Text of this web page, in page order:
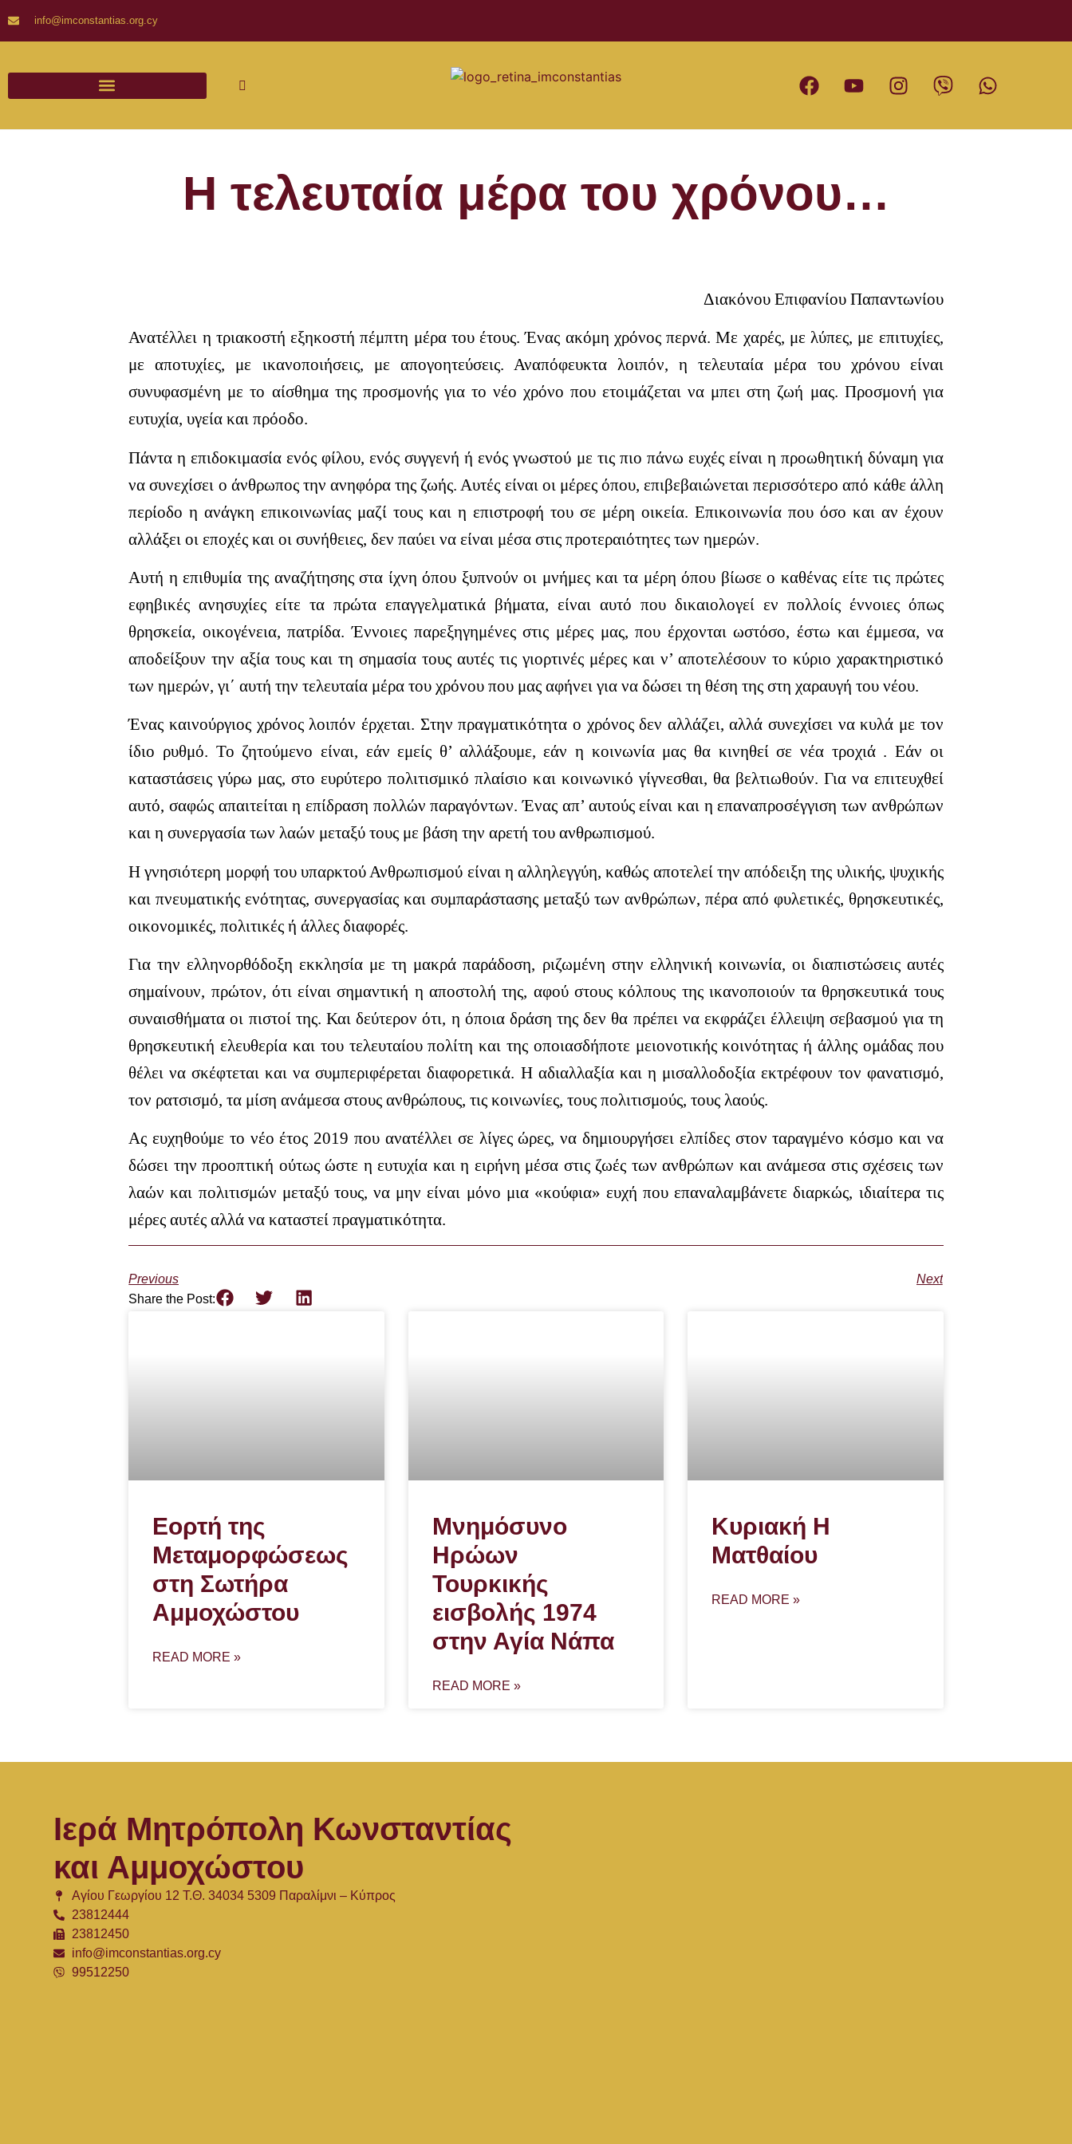
info@imconstantias.org.cy
Η τελευταία μέρα του χρόνου…
Διακόνου Επιφανίου Παπαντωνίου
Ανατέλλει η τριακοστή εξηκοστή πέμπτη μέρα του έτους. Ένας ακόμη χρόνος περνά. Με χαρές, με λύπες, με επιτυχίες,
με αποτυχίες, με ικανοποιήσεις, με απογοητεύσεις. Αναπόφευκτα λοιπόν, η τελευταία μέρα του χρόνου είναι
συνυφασμένη με το αίσθημα της προσμονής για το νέο χρόνο που ετοιμάζεται να μπει στη ζωή μας. Προσμονή για
ευτυχία, υγεία και πρόοδο.
Πάντα η επιδοκιμασία ενός φίλου, ενός συγγενή ή ενός γνωστού με τις πιο πάνω ευχές είναι η προωθητική δύναμη για
να συνεχίσει ο άνθρωπος την ανηφόρα της ζωής. Αυτές είναι οι μέρες όπου, επιβεβαιώνεται περισσότερο από κάθε άλλη
περίοδο η ανάγκη επικοινωνίας μαζί τους και η επιστροφή του σε μέρη οικεία. Επικοινωνία που όσο και αν έχουν
αλλάξει οι εποχές και οι συνήθειες, δεν παύει να είναι μέσα στις προτεραιότητες των ημερών.
Αυτή η επιθυμία της αναζήτησης στα ίχνη όπου ξυπνούν οι μνήμες και τα μέρη όπου βίωσε ο καθένας είτε τις πρώτες
εφηβικές ανησυχίες είτε τα πρώτα επαγγελματικά βήματα, είναι αυτό που δικαιολογεί εν πολλοίς έννοιες όπως
θρησκεία, οικογένεια, πατρίδα. Έννοιες παρεξηγημένες στις μέρες μας, που έρχονται ωστόσο, έστω και έμμεσα, να
αποδείξουν την αξία τους και τη σημασία τους αυτές τις γιορτινές μέρες και ν’ αποτελέσουν το κύριο χαρακτηριστικό
των ημερών, γι΄ αυτή την τελευταία μέρα του χρόνου που μας αφήνει για να δώσει τη θέση της στη χαραυγή του νέου.
Ένας καινούργιος χρόνος λοιπόν έρχεται. Στην πραγματικότητα ο χρόνος δεν αλλάζει, αλλά συνεχίσει να κυλά με τον
ίδιο ρυθμό. Το ζητούμενο είναι, εάν εμείς θ’ αλλάξουμε, εάν η κοινωνία μας θα κινηθεί σε νέα τροχιά . Εάν οι
καταστάσεις γύρω μας, στο ευρύτερο πολιτισμικό πλαίσιο και κοινωνικό γίγνεσθαι, θα βελτιωθούν. Για να επιτευχθεί
αυτό, σαφώς απαιτείται η επίδραση πολλών παραγόντων. Ένας απ’ αυτούς είναι και η επαναπροσέγγιση των ανθρώπων
και η συνεργασία των λαών μεταξύ τους με βάση την αρετή του ανθρωπισμού.
Η γνησιότερη μορφή του υπαρκτού Ανθρωπισμού είναι η αλληλεγγύη, καθώς αποτελεί την απόδειξη της υλικής, ψυχικής
και πνευματικής ενότητας, συνεργασίας και συμπαράστασης μεταξύ των ανθρώπων, πέρα από φυλετικές, θρησκευτικές,
οικονομικές, πολιτικές ή άλλες διαφορές.
Για την ελληνορθόδοξη εκκλησία με τη μακρά παράδοση, ριζωμένη στην ελληνική κοινωνία, οι διαπιστώσεις αυτές
σημαίνουν, πρώτον, ότι είναι σημαντική η αποστολή της, αφού στους κόλπους της ικανοποιούν τα θρησκευτικά τους
συναισθήματα οι πιστοί της. Και δεύτερον ότι, η όποια δράση της δεν θα πρέπει να εκφράζει έλλειψη σεβασμού για τη
θρησκευτική ελευθερία και του τελευταίου πολίτη και της οποιασδήποτε μειονοτικής κοινότητας ή άλλης ομάδας που
θέλει να σκέφτεται και να συμπεριφέρεται διαφορετικά. Η αδιαλλαξία και η μισαλλοδοξία εκτρέφουν τον φανατισμό,
τον ρατσισμό, τα μίση ανάμεσα στους ανθρώπους, τις κοινωνίες, τους πολιτισμούς, τους λαούς.
Ας ευχηθούμε το νέο έτος 2019 που ανατέλλει σε λίγες ώρες, να δημιουργήσει ελπίδες στον ταραγμένο κόσμο και να
δώσει την προοπτική ούτως ώστε η ευτυχία και η ειρήνη μέσα στις ζωές των ανθρώπων και ανάμεσα στις σχέσεις των
λαών και πολιτισμών μεταξύ τους, να μην είναι μόνο μια «κούφια» ευχή που επαναλαμβάνετε διαρκώς, ιδιαίτερα τις
μέρες αυτές αλλά να καταστεί πραγματικότητα.
Previous
Next
Share the Post:
Εορτή της
Μεταμορφώσεως
στη Σωτήρα
Αμμοχώστου
READ MORE »
Μνημόσυνο
Ηρώων
Τουρκικής
εισβολής 1974
στην Αγία Νάπα
READ MORE »
Κυριακή Η
Ματθαίου
READ MORE »
Ιερά Μητρόπολη Κωνσταντίας
και Αμμοχώστου
Αγίου Γεωργίου 12 Τ.Θ. 34034 5309 Παραλίμνι – Κύπρος
23812444
23812450
info@imconstantias.org.cy
99512250